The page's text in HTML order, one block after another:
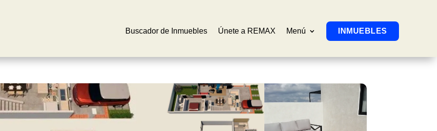
Buscador de Inmuebles Únete a REMAX Menú INMUEBLES